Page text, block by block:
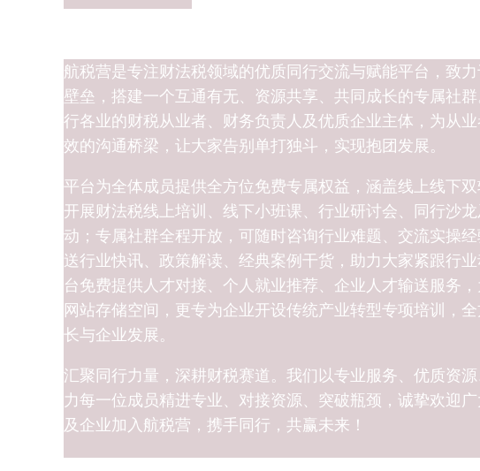
航税营是专注财法税领域的优质同行交流与赋能平台，致
壁垒，搭建一个互通有无、资源共享、共同成长的专属社
行各业的财税从业者、财务负责人及优质企业主体，为从
效的沟通桥梁，让大家告别单打独斗，实现抱团发展。
平台为全体成员提供全方位免费专属权益，涵盖线上线下
开展财法税线上培训、线下小班课、行业研讨会、同行沙
动；专属社群全程开放，可随时咨询行业难题、交流实操
送行业快讯、政策解读、经典案例干货，助力大家紧跟行
台免费提供人才对接、个人就业推荐、企业人才输送服务
网站存储空间，更专为企业开设传统产业转型专项培训，
长与企业发展。
汇聚同行力量，深耕财税赛道。我们以专业服务、优质资
力每一位成员精进专业、对接资源、突破瓶颈，诚挚欢迎
及企业加入航税营，携手同行，共赢未来！